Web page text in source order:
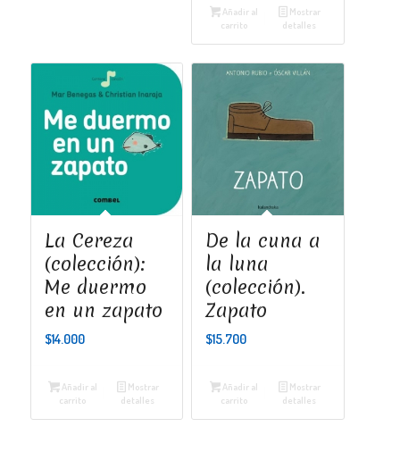
Añadir al
carrito
Mostrar
detalles
La Cereza
(colección):
Me duermo
en un zapato
$14.000
Añadir al
carrito
Mostrar
detalles
De la cuna a
la luna
(colección).
Zapato
$15.700
Añadir al
carrito
Mostrar
detalles